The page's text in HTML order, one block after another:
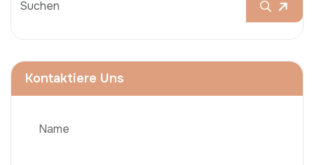
Kontaktiere Uns